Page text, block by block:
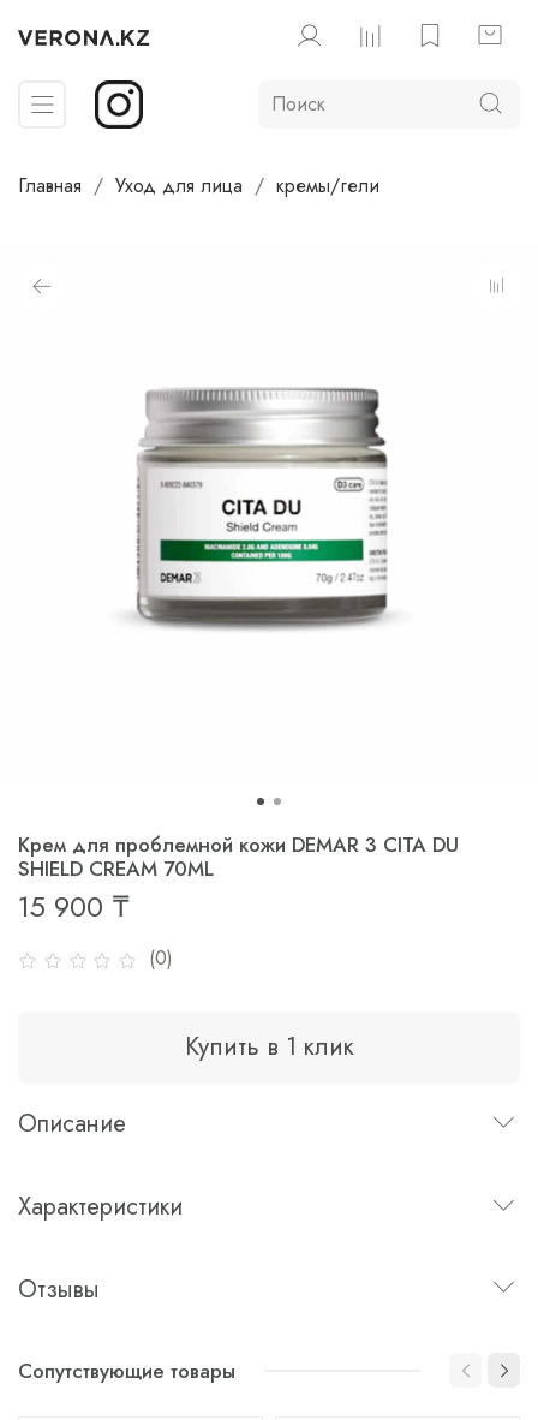
Главная Уход для лица кремы/гели
(0)
Крем для проблемной кожи DEMAR 3 CITA DU
SHIELD CREAM 70ML
15 900 ₸
Купить в 1 клик
Описание
Характеристики
Отзывы
Сопутствующие товары